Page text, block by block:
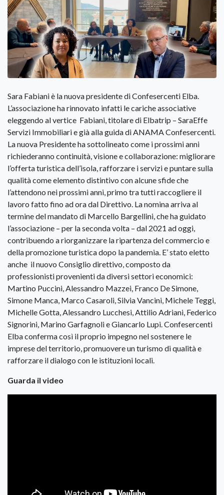
Sara Fabiani è la nuova presidente di Confesercenti Elba.
L’associazione ha rinnovato infatti le cariche associative
eleggendo al vertice Fabiani, titolare di Elbatrip – SaraEffe
Servizi Immobiliari e già alla guida di ANAMA Confesercenti.
La nuova Presidente ha sottolineato come i prossimi anni
richiederanno continuità, visione e collaborazione: migliorare
l’offerta turistica dell’isola, rafforzare i servizi e puntare sulla
qualità come elemento distintivo con alcune sfide che
l’attendono nei prossimi anni, primo tra tutti raccogliere il
lavoro fatto fino ad ora dal Direttivo. La nomina arriva al
termine del mandato di Marcello Bargellini, che ha guidato
l’associazione – per la seconda volta – dal 2021 ad oggi,
contribuendo a riorganizzare la ripartenza del commercio e
della promozione turistica dopo la pandemia. E’ stato eletto
anche il nuovo Consiglio direttivo, composto da
professionisti provenienti da diversi settori economici:
Martino Puccini, Alessandro Mazzei, Franco De Simone,
Simone Manca, Marco Casaroli, Silvia Vancini, Michele Teggi,
Michelle Gotta, Alessandro Lucchesi, Attilio Adriani, Federico
Signorini, Marino Garfagnoli e Giancarlo Lupi. Confesercenti
Elba conferma così il proprio impegno nel sostenere le
imprese del territorio, promuovere un turismo di qualità e
rafforzare il dialogo con le istituzioni locali.
Guarda il video